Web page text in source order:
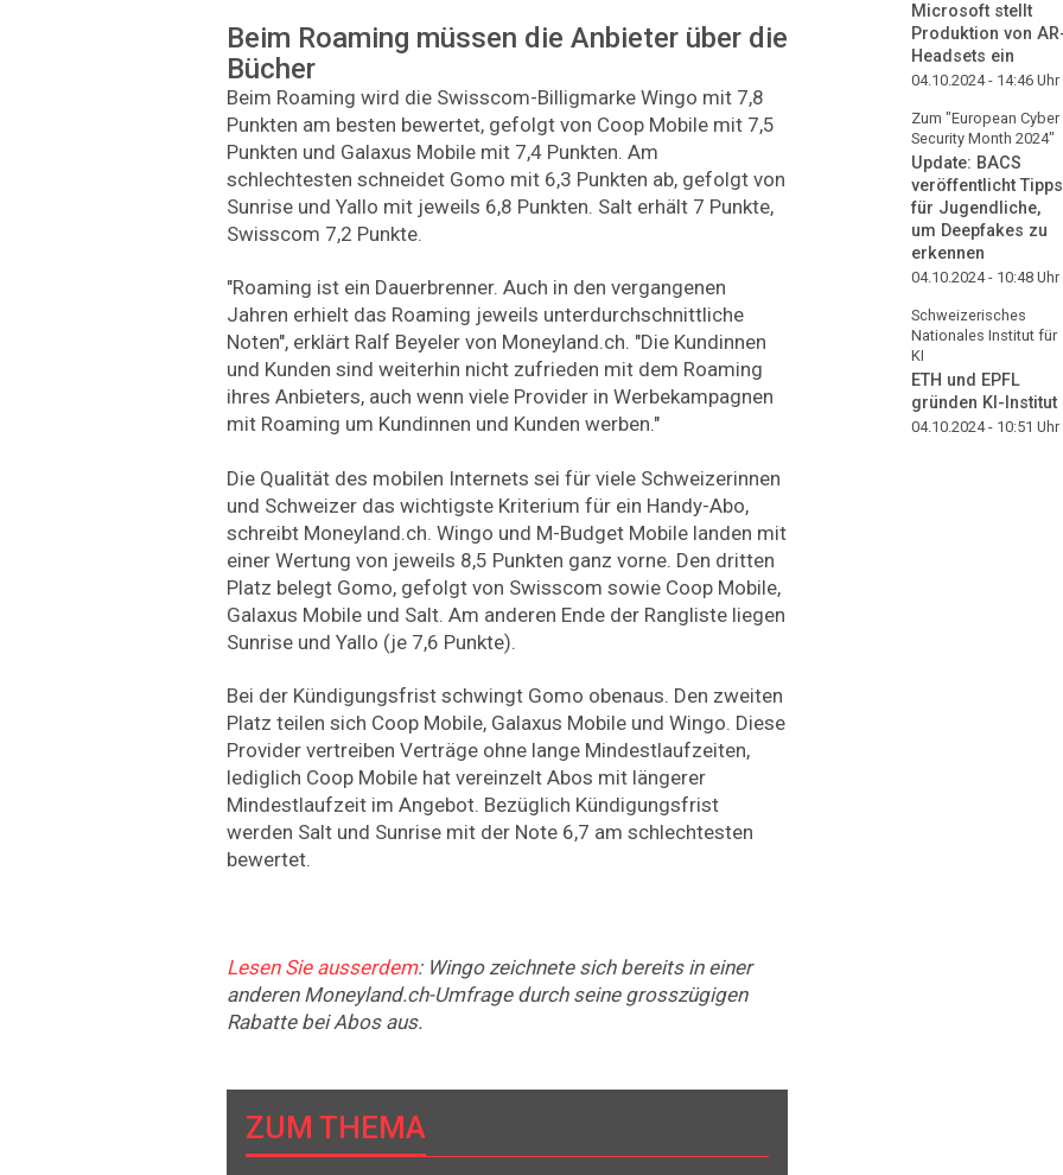
Beim Roaming müssen die Anbieter über die
Bücher
Beim Roaming wird die Swisscom-Billigmarke Wingo mit 7,8
Punkten am besten bewertet, gefolgt von Coop Mobile mit 7,5
Punkten und Galaxus Mobile mit 7,4 Punkten. Am
schlechtesten schneidet Gomo mit 6,3 Punkten ab, gefolgt von
Sunrise und Yallo mit jeweils 6,8 Punkten. Salt erhält 7 Punkte,
Swisscom 7,2 Punkte.
"Roaming ist ein Dauerbrenner. Auch in den vergangenen
Jahren erhielt das Roaming jeweils unterdurchschnittliche
Noten", erklärt Ralf Beyeler von Moneyland.ch. "Die Kundinnen
und Kunden sind weiterhin nicht zufrieden mit dem Roaming
ihres Anbieters, auch wenn viele Provider in Werbekampagnen
mit Roaming um Kundinnen und Kunden werben."
Die Qualität des mobilen Internets sei für viele Schweizerinnen
und Schweizer das wichtigste Kriterium für ein Handy-Abo,
schreibt Moneyland.ch. Wingo und M-Budget Mobile landen mit
einer Wertung von jeweils 8,5 Punkten ganz vorne. Den dritten
Platz belegt Gomo, gefolgt von Swisscom sowie Coop Mobile,
Galaxus Mobile und Salt. Am anderen Ende der Rangliste liegen
Sunrise und Yallo (je 7,6 Punkte).
Bei der Kündigungsfrist schwingt Gomo obenaus. Den zweiten
Platz teilen sich Coop Mobile, Galaxus Mobile und Wingo. Diese
Provider vertreiben Verträge ohne lange Mindestlaufzeiten,
lediglich Coop Mobile hat vereinzelt Abos mit längerer
Mindestlaufzeit im Angebot. Bezüglich Kündigungsfrist
werden Salt und Sunrise mit der Note 6,7 am schlechtesten
bewertet.
Lesen Sie ausserdem: Wingo zeichnete sich bereits in einer
anderen Moneyland.ch-Umfrage durch seine grosszügigen
Rabatte bei Abos aus.
ZUM THEMA
Microsoft stellt
Produktion von
Headsets ein
04.10.2024 - 14:46 Uhr
Zum "European Cyber
Security Month 2024"
Update: BACS
veröffentlicht Tipps
für Jugendliche,
um Deepfakes zu
erkennen
04.10.2024 - 10:48 Uhr
Schweizerisches
Nationales Institut für
KI
ETH und EPFL
gründen KI-Institut
04.10.2024 - 10:51 Uhr